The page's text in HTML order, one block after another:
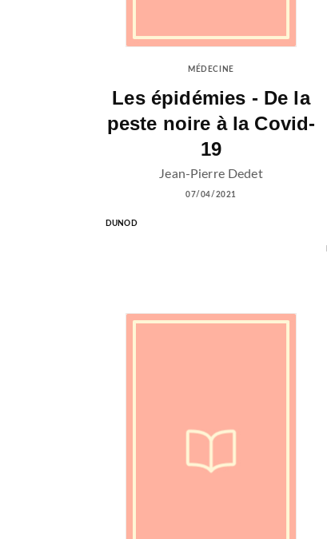
MÉDECINE
Les épidémies - De la
peste noire à la Covid-
19
Jean-Pierre Dedet
07/04/2021
DUNOD